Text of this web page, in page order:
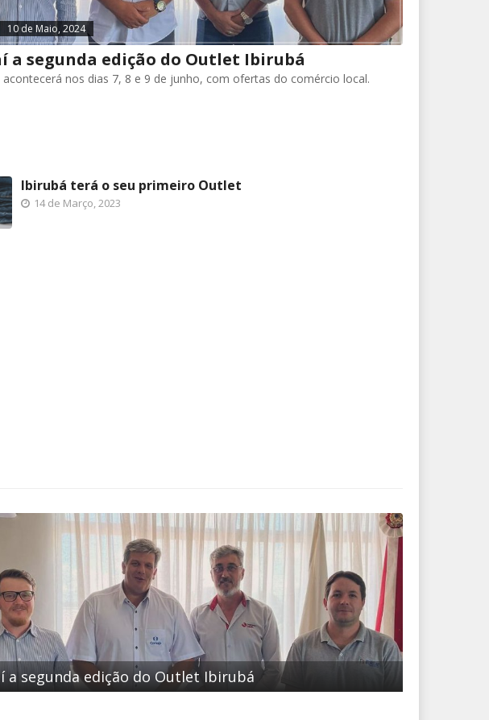
10 de Maio, 2024
a segunda edição do Outlet Ibirubá
acontecerá nos dias 7, 8 e 9 de junho, com ofertas do comércio local.
Ibirubá terá o seu primeiro Outlet
14 de Março, 2023
a segunda edição do Outlet Ibirubá